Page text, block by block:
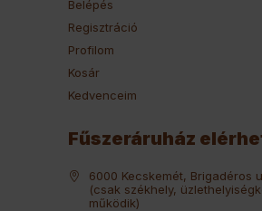
Belépés
Regisztráció
Profilom
Kosár
Kedvenceim
Fűszeráruház
6000 Kecskemét, Brigadéros
(csak székhely,
működik)